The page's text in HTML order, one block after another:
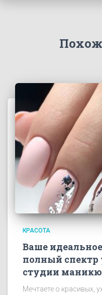
КРАСОТА
Ваше
полный спектр
студии
Мечтаете о красивых,